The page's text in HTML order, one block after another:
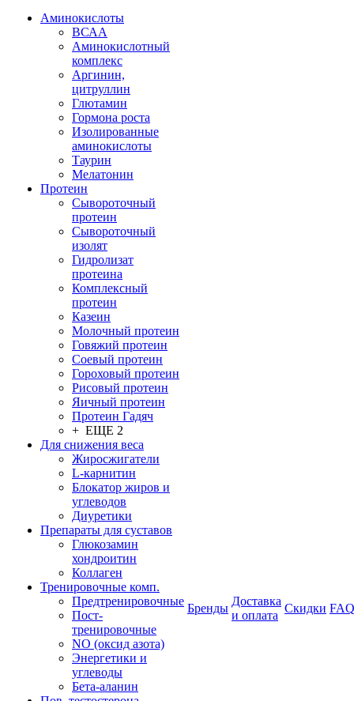
Аминокислоты
ВСАА
Аминокислотный
комплекс
Аргинин,
цитруллин
Глютамин
Гормона роста
Изолированные
аминокислоты
Таурин
Мелатонин
Протеин
Сывороточный
протеин
Сывороточный
изолят
Гидролизат
протеина
Комплексный
протеин
Казеин
Молочный протеин
Говяжий протеин
Соевый протеин
Гороховый протеин
Рисовый протеин
Яичный протеин
Протеин Гадяч
+ ЕЩЕ 2
Для снижения веса
Жиросжигатели
L-карнитин
Блокатор жиров и
углеводов
Диуретики
Препараты для суставов
Глюкозамин
хондроитин
Коллаген
Тренировочные комп.
Предтренировочные
Пост-
тренировочные
NO (оксид азота)
Энергетики и
углеводы
Бета-аланин
Бренды
Доставка
и оплата
Скидки FAQ